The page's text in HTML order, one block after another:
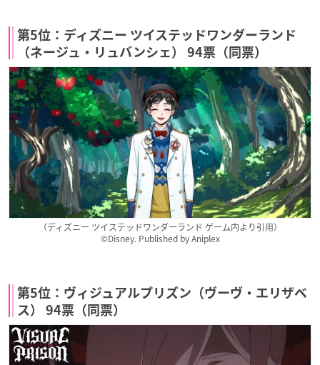
第5位：ディズニー ツイステッドワンダーランド
（ネージュ・リュバンシェ） 94票（同票）
（ディズニー ツイステッドワンダーランド ゲーム内より引用）
©Disney. Published by Aniplex
第5位：ヴィジュアルプリズン（ヴーヴ・エリザベ
ス） 94票（同票）